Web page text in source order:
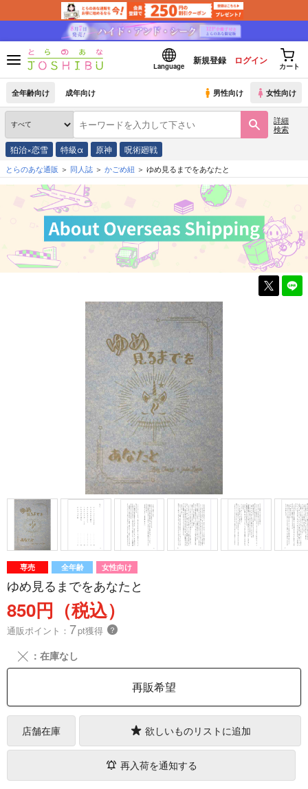
Language
新規登録 ログイン
カート
全年齢向け 成年向け 男性向け 女性向け
詳細
検索
狛治×恋雪 特級α 原神 呪術廻戦
とらのあな通販 同人誌 かごめ紐 ゆめ見るまでをあなたと
専売 全年齢 女性向け
ゆめ見るまでをあなたと
850円（税込）
通販ポイント： 7pt獲得 ？
╳ ：在庫なし
再販希望
店舗在庫 欲しいものリストに追加
再入荷を通知する